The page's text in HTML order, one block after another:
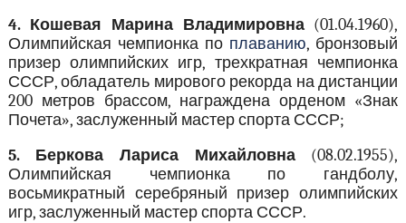
4. Кошевая Марина Владимировна(01.04.1960),
Олимпийская чемпионка по плаванию, бронзовый
призер олимпийских игр, трехкратная чемпионка
СССР, обладатель мирового рекорда на дистанции
200 метров брассом, награждена орденом «Знак
Почета», заслуженный мастер спорта СССР;
5. Беркова Лариса Михайловна(08.02.1955),
Олимпийская чемпионка по гандболу,
восьмикратный серебряный призер олимпийских
игр, заслуженный мастер спорта СССР.